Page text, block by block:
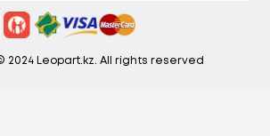
2024 Leopart.kz. All rights reserved